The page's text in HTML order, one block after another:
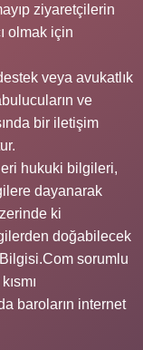
ziyaretçilerin
olmak için
veya avukatlık
ve
bir iletişim
hukuki bilgileri,
dayanarak
ki
doğabilecek
sorumlu
baroların internet